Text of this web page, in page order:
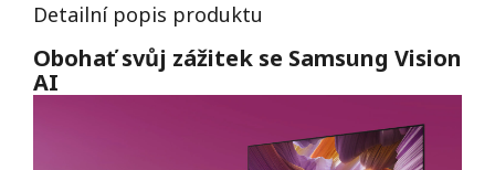
Detailní popis produktu
Obohať svůj zážitek se Samsung Vision
AI